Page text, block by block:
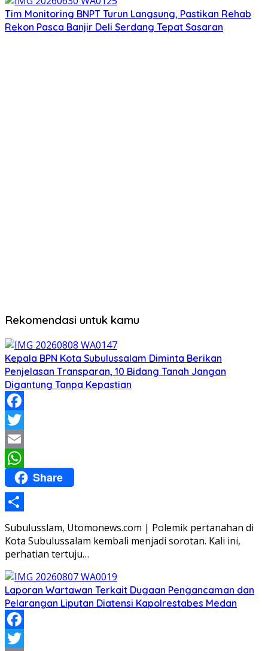
Tim Monitoring BNPT Turun Langsung, Pastikan Rehab
Rekon Pasca Banjir Deli Serdang Tepat Sasaran
Rekomendasi untuk kamu
Kepala BPN Kota Subulussalam Diminta Berikan
Penjelasan Transparan, 10 Bidang Tanah Jangan
Digantung Tanpa Kepastian
Facebook
Twitter
Email
WhatsApp
Share
Share
Subulusslam, Utomonews.com | Polemik pertanahan di
Kota Subulussalam kembali menjadi sorotan. Kali ini,
perhatian tertuju…
Laporan Wartawan Terkait Dugaan Pengancaman dan
Pelarangan Liputan Diatensi Kapolrestabes Medan
Facebook